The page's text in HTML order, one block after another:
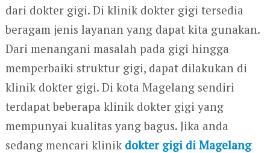
dari dokter gigi. Di klinik dokter gigi tersedia
beragam jenis layanan yang dapat kita gunakan.
Dari menangani masalah pada gigi hingga
memperbaiki struktur gigi, dapat dilakukan di
klinik dokter gigi. Di kota Magelang sendiri
terdapat beberapa klinik dokter gigi yang
mempunyai kualitas yang bagus. Jika anda
sedang mencari klinik dokter gigi di Magelang